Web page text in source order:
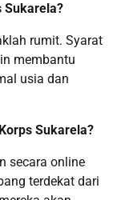
Sukarela?
rumit. Syarat
membantu
usia dan
Sukarela?
secara online
terdekat dari